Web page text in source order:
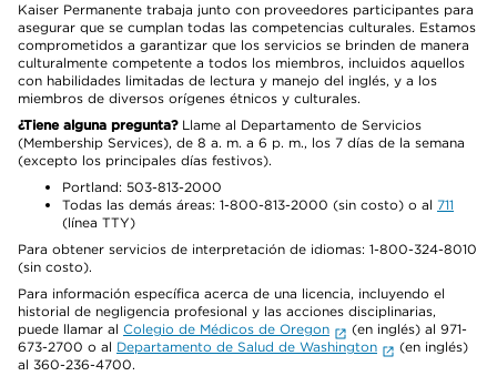
Kaiser Permanente trabaja junto con proveedores participantes para
asegurar que se cumplan todas las competencias culturales. Estamos
comprometidos a garantizar que los servicios se brinden de manera
culturalmente competente a todos los miembros, incluidos aquellos
con habilidades limitadas de lectura y manejo del inglés, y a los
miembros de diversos orígenes étnicos y culturales.
¿Tiene alguna pregunta?Llame al Departamento de Servicios
(Membership Services), de 8 a. m. a 6 p. m., los 7 días de la semana
(excepto los principales días festivos).
Portland: 503-813-2000
Todas las demás áreas: 1-800-813-2000 (sin costo) o al 711
(línea TTY)
Para obtener servicios de interpretación de idiomas: 1-800-324-8010
(sin costo).
Para información específica acerca de una licencia, incluyendo el
historial de negligencia profesional y las acciones disciplinarias,
puede llamar al Colegio de Médicos de Oregon
(en inglés) al 971-
673-2700 o al Departamento de Salud de Washington
(en inglés)
al 360-236-4700.